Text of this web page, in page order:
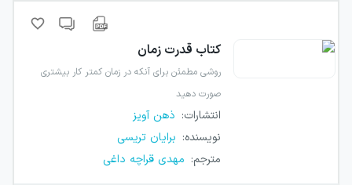
کتاب قدرت زمان
روشی مطمئن برای آنکه در زمان کمتر کار بیشتری
صورت دهید
انتشارات: ذهن آویز
نویسنده: برایان تریسی
مترجم: مهدی قراچه داغی